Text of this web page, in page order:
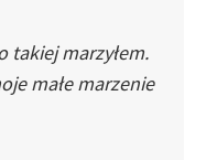
takiej marzyłem.
małe marzenie